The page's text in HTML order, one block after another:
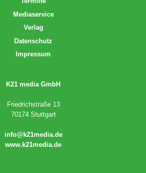
Mediaservice
Verlag
Datenschutz
Impressum
K21 media GmbH
Friedrichstraße 13
70174 Stuttgart
info@k21media.de
www.k21media.de